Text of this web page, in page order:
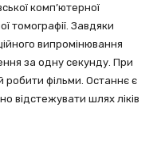
комп’ютерної
томографії. Завдяки
випромінювання
за одну секунду. При
робити фільми. Останнє є
відстежувати шлях ліків